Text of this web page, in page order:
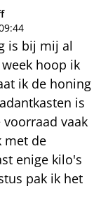
is bij mij al
hoop ik
ik de honing
is
vaak
met de
enige kilo's
pak ik het